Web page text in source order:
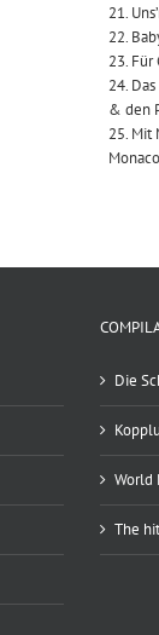
21.
22.
23. Für
24.
& den
25. Mit
Die
World
The